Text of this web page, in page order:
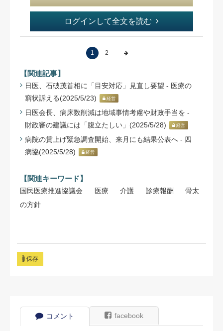
ログインして全文を読む
1 2
【関連記事】
日医、石破茂首相に「目安対応」見直し要望 - 医療の
窮状訴える(2025/5/23)
経営
日医会長、病床数削減は地域事情考慮や財政手当を -
財政審の建議には「腹立たしい」(2025/5/28)
経営
病院の賃上げ緊急調査開始、来月にも結果公表へ - 四
病協(2025/5/28)
経営
【関連キーワード】
国民医療推進協議会 医療 介護 診療報酬
骨太
の方針
保存
コメント facebook